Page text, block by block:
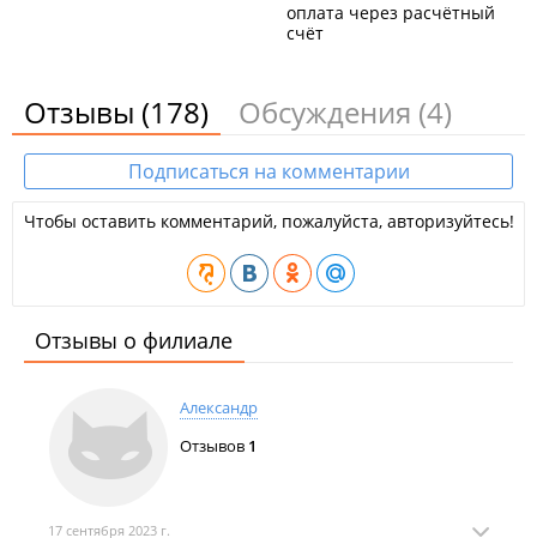
оплата через расчётный
счёт
Отзывы (178) Обсуждения (4)
Подписаться на комментарии
Чтобы оставить комментарий, пожалуйста, авторизуйтесь!
Отзывы о филиале
Александр
Отзывов 1
17 сентября 2023 г.